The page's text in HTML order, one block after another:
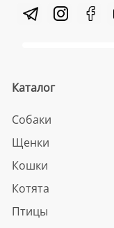
Каталог
Собаки
Щенки
Кошки
Котята
Птицы